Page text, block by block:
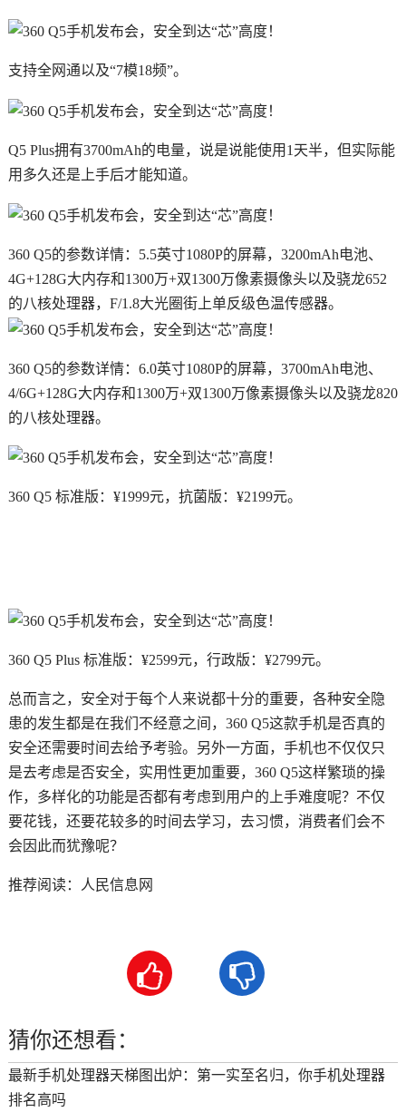
支持全网通以及“7模18频”。
Q5 Plus拥有3700mAh的电量，说是说能使用1天半，但实际能
用多久还是上手后才能知道。
360 Q5的参数详情：5.5英寸1080P的屏幕，3200mAh电池、
4G+128G大内存和1300万+双1300万像素摄像头以及骁龙652
的八核处理器，F/1.8大光圈街上单反级色温传感器。
360 Q5的参数详情：6.0英寸1080P的屏幕，3700mAh电池、
4/6G+128G大内存和1300万+双1300万像素摄像头以及骁龙820
的八核处理器。
360 Q5 标准版：¥1999元，抗菌版：¥2199元。
360 Q5 Plus 标准版：¥2599元，行政版：¥2799元。
总而言之，安全对于每个人来说都十分的重要，各种安全隐
患的发生都是在我们不经意之间，360 Q5这款手机是否真的
安全还需要时间去给予考验。另外一方面，手机也不仅仅只
是去考虑是否安全，实用性更加重要，360 Q5这样繁琐的操
作，多样化的功能是否都有考虑到用户的上手难度呢？不仅
要花钱，还要花较多的时间去学习，去习惯，消费者们会不
会因此而犹豫呢？
推荐阅读： 人民信息网
 
猜你还想看：
最新手机处理器天梯图出炉：第一实至名归，你手机处理器
排名高吗